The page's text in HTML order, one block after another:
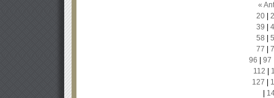
«
20|
39
58
77
96
97
112
127